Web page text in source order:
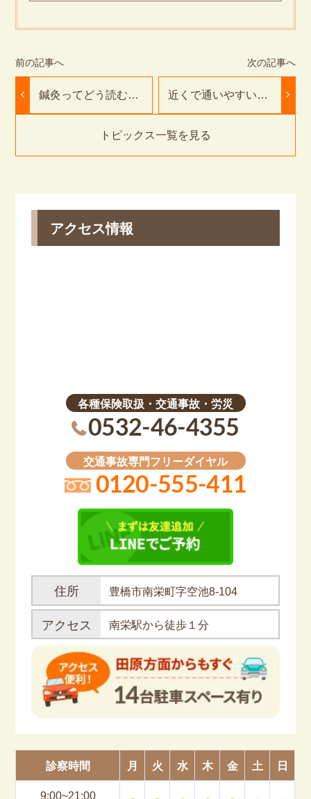
鍼灸ってどう読む
説｜豊橋ふたば接骨
近くで通いやすい！
け方｜豊橋ふたば接
トピックス一覧を見る
アクセス情報
各種保険取扱・交通事故・労災
0532-46-4355
交通事故専門フリーダイヤル
0120-555-411
住所 豊橋市南栄町字空池8-104
アクセス 南栄駅から徒歩１分
診察時間 月 火 水 木 金 土 日
9:00~21:00